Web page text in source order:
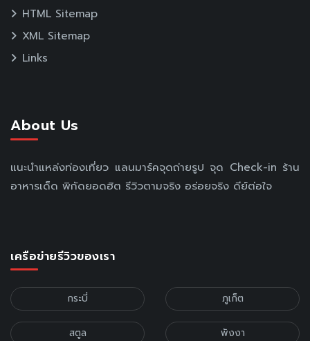
HTML Sitemap
XML Sitemap
Links
About Us
แนะนำแหล่งท่องเที่ยว แลนมาร์คจุดถ่ายรูป จุด Check-in ร้าน
อาหารเด็ด พิกัดยอดฮิต รีวิวตามจริง อร่อยจริง ดีย์ต่อใจ
เครือข่ายรีวิวของเรา
กระบี่ ภูเก็ต
สตูล พังงา